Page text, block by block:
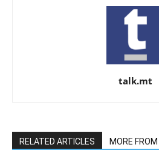
talk.mt
RELATED ARTICLES MORE